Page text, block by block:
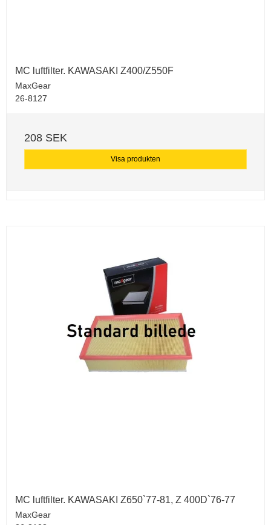
MC luftfilter. KAWASAKI Z400/Z550F
MaxGear
26-8127
208 SEK
Visa produkten
MC luftfilter. KAWASAKI Z650`77-81, Z 400D`76-77
MaxGear